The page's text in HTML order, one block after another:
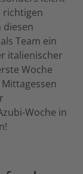
richtigen
diesen
Team ein
italienischer
Woche
Woche in